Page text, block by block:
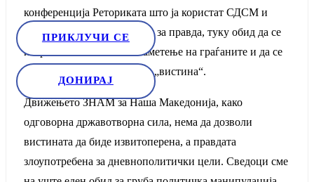
ПРИКЛУЧИ СЕ
ДОНИРАЈ
конференција Реториката што ја користат СДСМ и
Венко Филипче не е повик за правда, туку обид да се
избрише колективното паметење на граѓаните и да се
наметне една нова, удобна „вистина“.
Движењето ЗНАМ за Наша Македонија, како
одговорна државотворна сила, нема да дозволи
вистината да биде извитоперена, а правдата
злоупотребена за дневнополитички цели. Сведоци сме